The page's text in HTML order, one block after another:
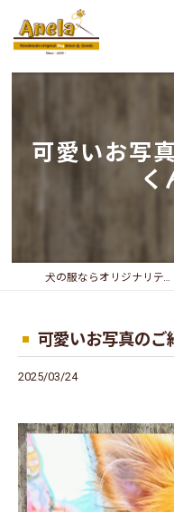
可愛いお写
犬の服ならオリジナリティー溢れるAnela
可愛いお写真の
2025/03/24